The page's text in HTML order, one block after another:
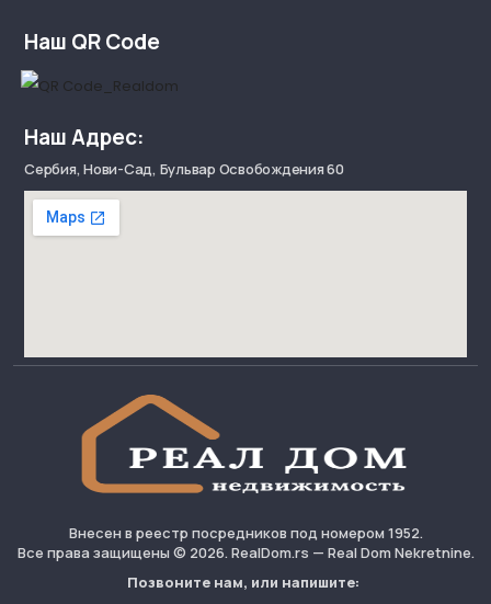
Наш QR Code
Наш Адрес:
Сербия, Нови-Сад, Бульвар Освобождения 60
Внесен в реестр посредников под номером 1952.
Все права защищены © 2026. RealDom.rs — Real Dom Nekretnine.
Позвоните нам, или напишите: